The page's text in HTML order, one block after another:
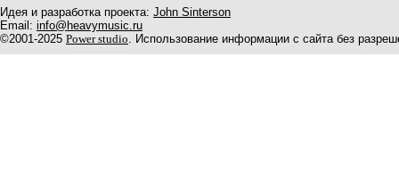
Идея и разработка проекта: John Sinterson
Email: info@heavymusic.ru
©2001-2025 Power studio. Использование информации с сайта без